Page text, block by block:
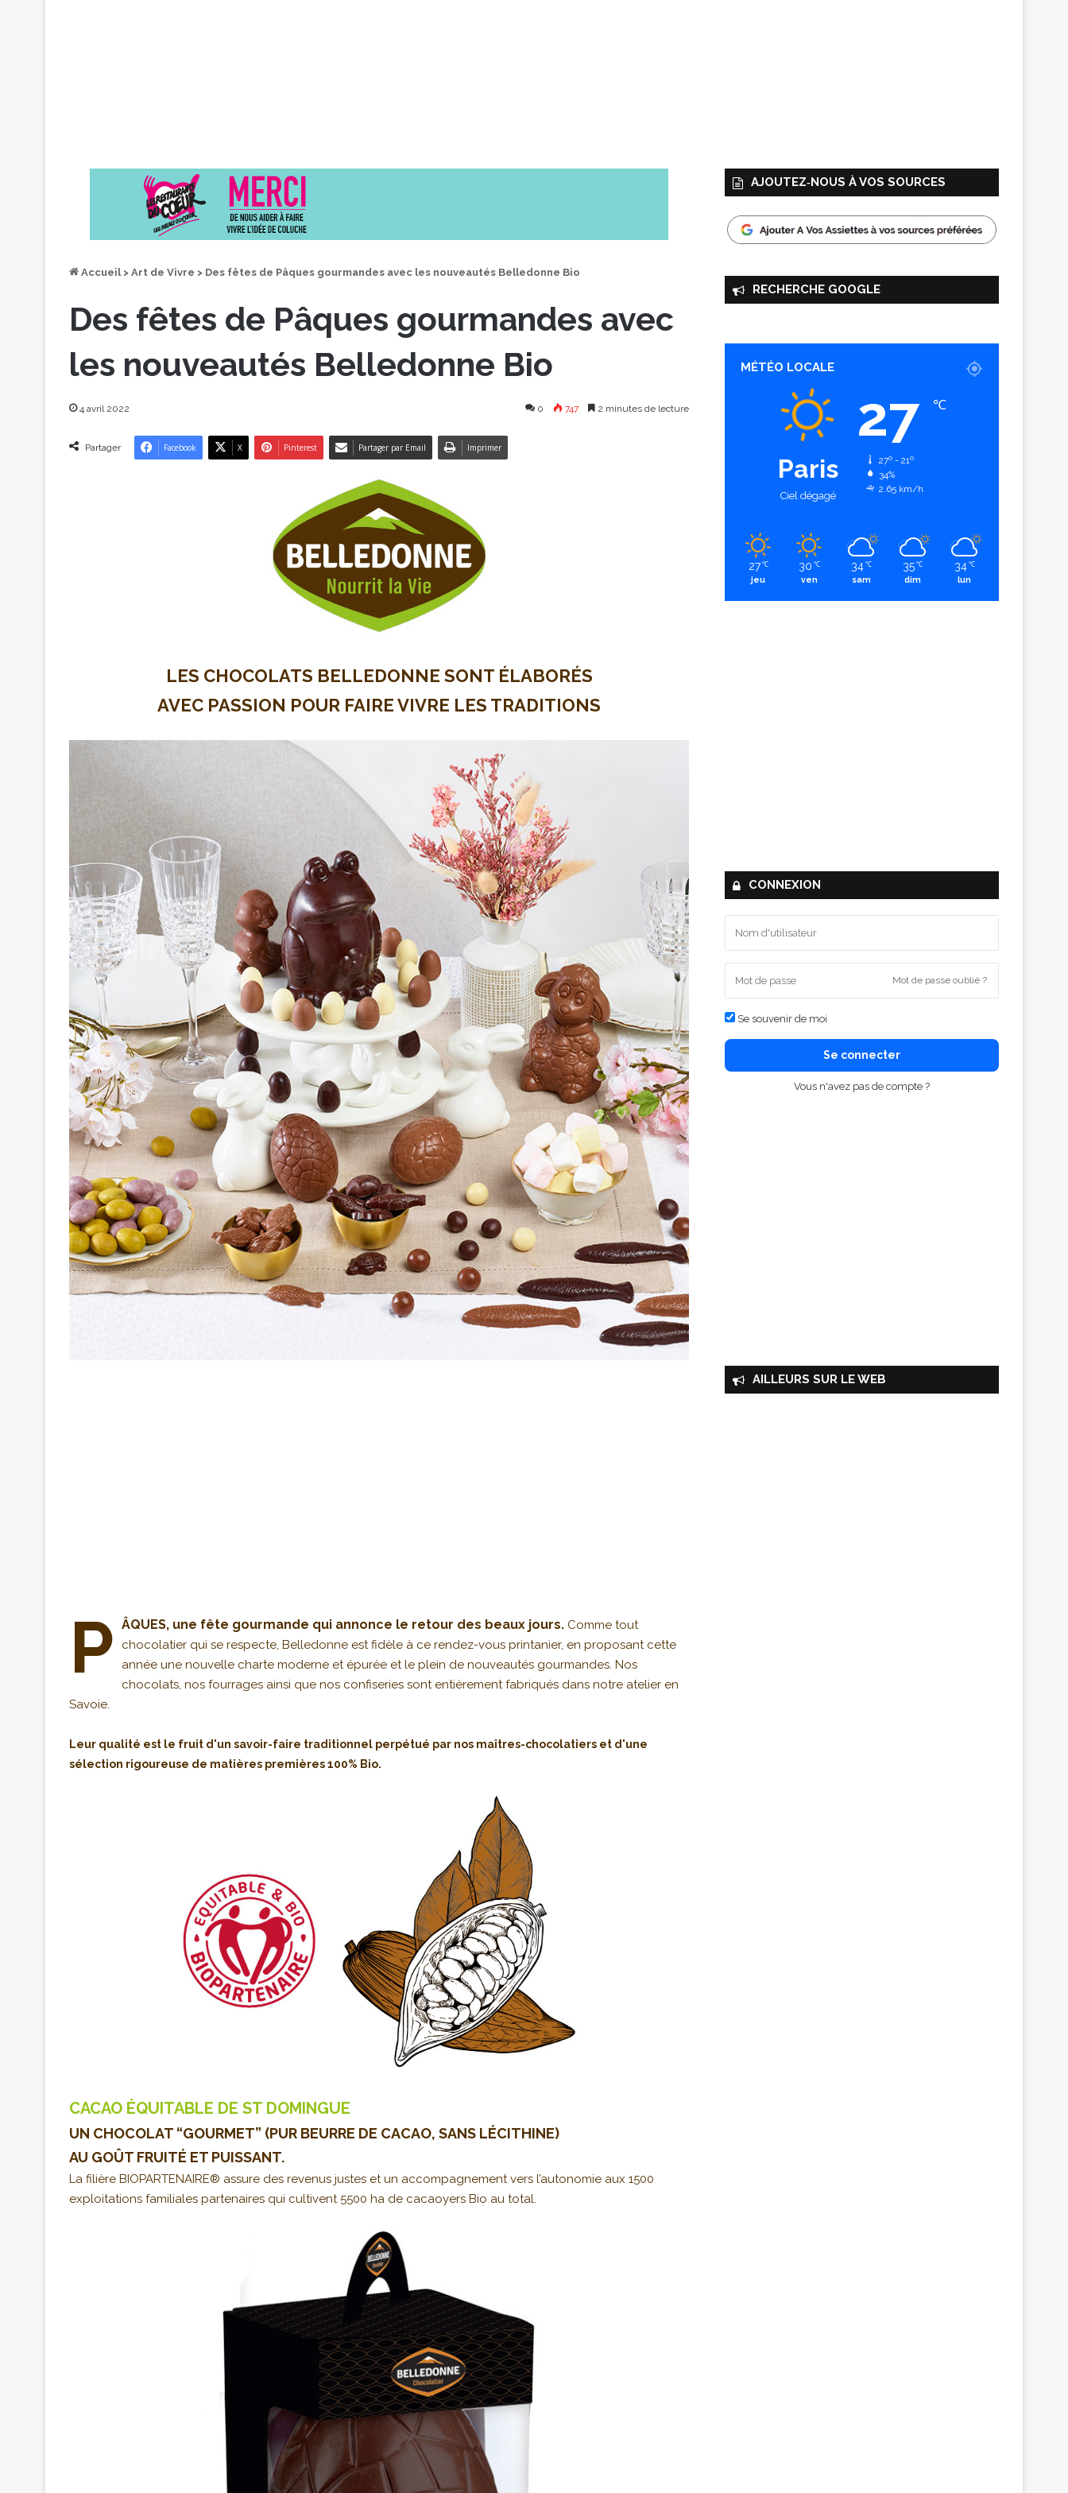
Accueil > Art de Vivre > Des fêtes de Pâques gourmandes avec les nouveautés Belledonne Bio
Des fêtes de Pâques gourmandes avec
les nouveautés Belledonne Bio
4 avril 2022 0 747 2 minutes de lecture
Partager Facebook X Pinterest Partager par Email Imprimer
LES CHOCOLATS BELLEDONNE SONT ÉLABORÉS
AVEC PASSION POUR FAIRE VIVRE LES TRADITIONS
P ÂQUES, une fête gourmande qui annonce le retour des beaux jours. Comme tout
chocolatier qui se respecte, Belledonne est fidèle à ce rendez-vous printanier, en proposant cette
année une nouvelle charte moderne et épurée et le plein de nouveautés gourmandes. Nos
chocolats, nos fourrages ainsi que nos confiseries sont entièrement fabriqués dans notre atelier en
Savoie.
Leur qualité est le fruit d'un savoir-faire traditionnel perpétué par nos maîtres-chocolatiers et d'une
sélection rigoureuse de matières premières 100% Bio.
CACAO ÉQUITABLE DE ST DOMINGUE
UN CHOCOLAT “GOURMET” (PUR BEURRE DE CACAO, SANS LÉCITHINE)
AU GOÛT FRUITÉ ET PUISSANT.
La filière BIOPARTENAIRE® assure des revenus justes et un accompagnement vers l’autonomie aux 1500
exploitations familiales partenaires qui cultivent 5500 ha de cacaoyers Bio au total.
AJOUTEZ‑NOUS À VOS SOURCES
RECHERCHE GOOGLE
MÉTÉO LOCALE
Paris
Ciel dégagé
27 ℃
27º - 21º
34%
2.65 km/h
27 ℃
jeu
30 ℃
ven
34 ℃
sam
35 ℃
dim
34 ℃
lun
CONNEXION
Mot de passe oublié ?
Se souvenir de moi
Se connecter
Vous n'avez pas de compte ?
AILLEURS SUR LE WEB